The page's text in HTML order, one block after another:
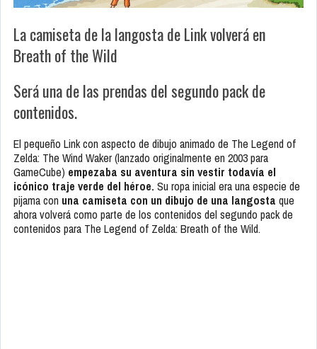
La camiseta de la langosta de Link volverá en
Breath of the Wild
Será una de las prendas del segundo pack de
contenidos.
El pequeño Link con aspecto de dibujo animado de The Legend of
Zelda: The Wind Waker(lanzado originalmente en 2003 para
GameCube) empezaba su aventura sin vestir todavía el
icónico traje verde del héroe. Su ropa inicial era una especie de
pijama con una camiseta con un dibujo de una langosta que
ahora volverá como parte de los contenidos del segundo pack de
contenidos para The Legend of Zelda: Breath of the Wild.